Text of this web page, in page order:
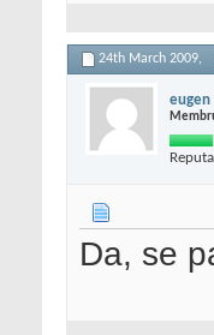
24th March 2009,
eugen
Da, se